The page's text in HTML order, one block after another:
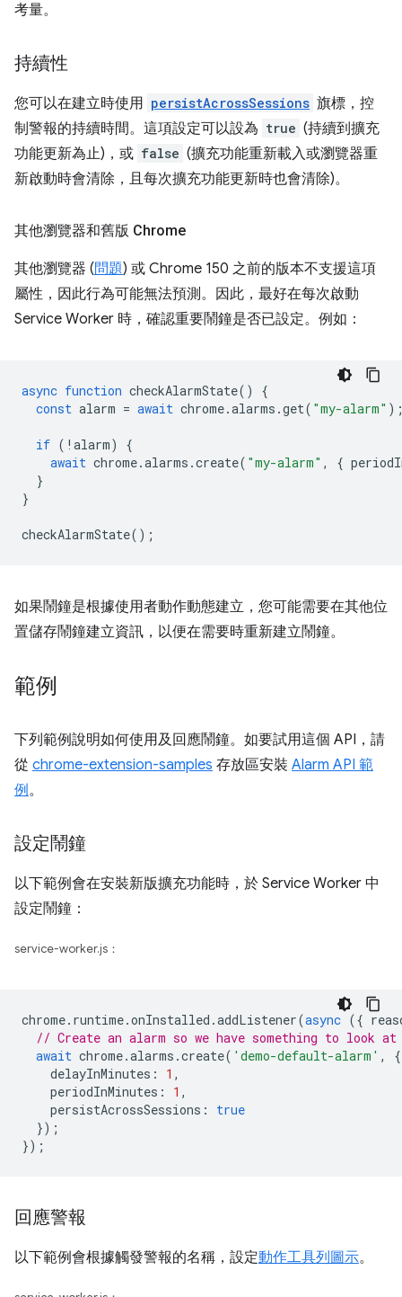
考量。
持續性
您可以在建立時使用 persistAcrossSessions 旗標，控
制警報的持續時間。這項設定可以設為 true (持續到擴充
功能更新為止)，或 false (擴充功能重新載入或瀏覽器重
新啟動時會清除，且每次擴充功能更新時也會清除)。
其他瀏覽器和舊版 Chrome
其他瀏覽器 (問題) 或 Chrome 150 之前的版本不支援這項
屬性，因此行為可能無法預測。因此，最好在每次啟動
Service Worker 時，確認重要鬧鐘是否已設定。例如：
async function checkAlarmState()
{
const alarm = await chrome.alarms .get( "my-alarm"
if ( ! alarm)
{
await chrome.alarms .create( "my-alarm" , {
}
}
checkAlarmState();
如果鬧鐘是根據使用者動作動態建立，您可能需要在其他位
置儲存鬧鐘建立資訊，以便在需要時重新建立鬧鐘。
範例
下列範例說明如何使用及回應鬧鐘。如要試用這個 API，請
從 chrome-extension-samples 存放區安裝 Alarm API 範
例。
設定鬧鐘
以下範例會在安裝新版擴充功能時，於 Service Worker 中
設定鬧鐘：
service-worker.js：
chrome. runtime.onInstalled .addListener(async ({
// Create an alarm so we have something to look at
await chrome.alarms .create( 'demo-default-alarm' ,
{
delayInMinutes : 1 ,
periodInMinutes : 1 ,
persistAcrossSessions :
true
});
});
回應警報
以下範例會根據觸發警報的名稱，設定動作工具列圖示。